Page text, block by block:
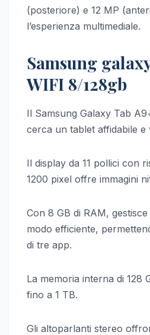
(posteriore) e 12 MP
l’esperienza multimediale.
Samsung
WIFI 8/128gb
Il Samsung Galaxy Tab
cerca un tablet affidabile e
Il display da 11 pollici con
1200 pixel offre immagini
Con 8 GB di RAM,
modo efficiente,
di tre app.
La memoria interna di 128
fino a 1 TB.
Gli altoparlanti stereo